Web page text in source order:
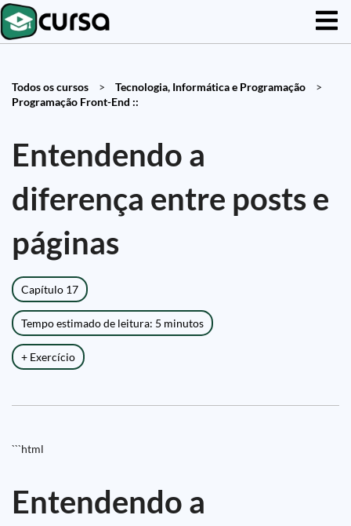
Todos os cursos > Tecnologia, Informática e Programação
>
Programação Front-End ::
Entendendo a
diferença entre posts e
páginas
Capítulo 17
Tempo estimado de leitura: 5 minutos
+ Exercício
```html
Entendendo a